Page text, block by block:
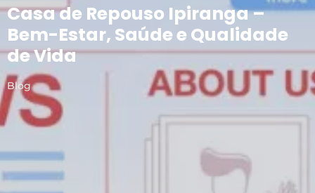
Casa de Repouso Ipiranga –
Bem-Estar, Saúde e Qualidade
de Vida
Blog